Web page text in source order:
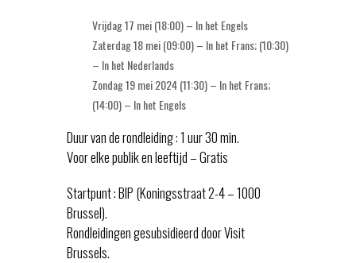
Vrijdag 17 mei (18:00) – In het Engels
Zaterdag 18 mei (09:00) – In het Frans; (10:30)
– In het Nederlands
Zondag 19 mei 2024 (11:30) – In het Frans;
(14:00) – In het Engels
Duur van de rondleiding : 1 uur 30 min.
Voor elke publik en leeftijd – Gratis
Startpunt : BIP (Koningsstraat 2-4 – 1000
Brussel).
Rondleidingen gesubsidieerd door Visit
Brussels.